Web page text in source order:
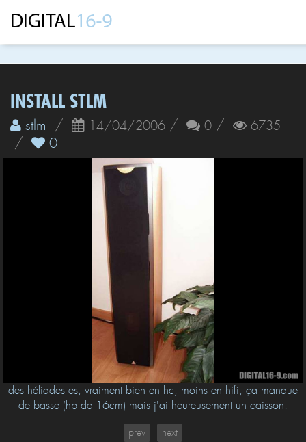
INSTALL STLM
stlm / 14/04/2006 / 0 / 6735
/ 0
des héliades es, vraiment bien en hc, moins en hifi, ça manque
de basse (hp de 16cm) mais j'ai heureusement un caisson!
prev next